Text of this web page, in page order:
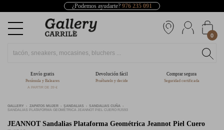
¿Podemos ayudarte? 976 235 091
0
Envío gratis
Península y Baleares
A PARTIR DE 39 €
Devolución fácil
Pruébatelo y decide
Comprar segura
Seguridad certificada
GALLERY ZAPATOS MUJER SANDALIAS
SANDALIAS CUÑA
SANDALIAS PLATAFORMA GEOMÉTRICA JEANNOT PIEL CUERO RJ593
JEANNOT Sandalias Plataforma Geométrica Jeannot Piel Cuero